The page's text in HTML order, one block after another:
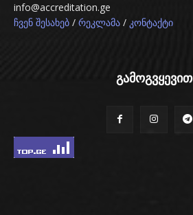
info@accreditation.ge
ჩვენ შესახებ / რეკლამა / კონტაქტი
გამოგვყევით